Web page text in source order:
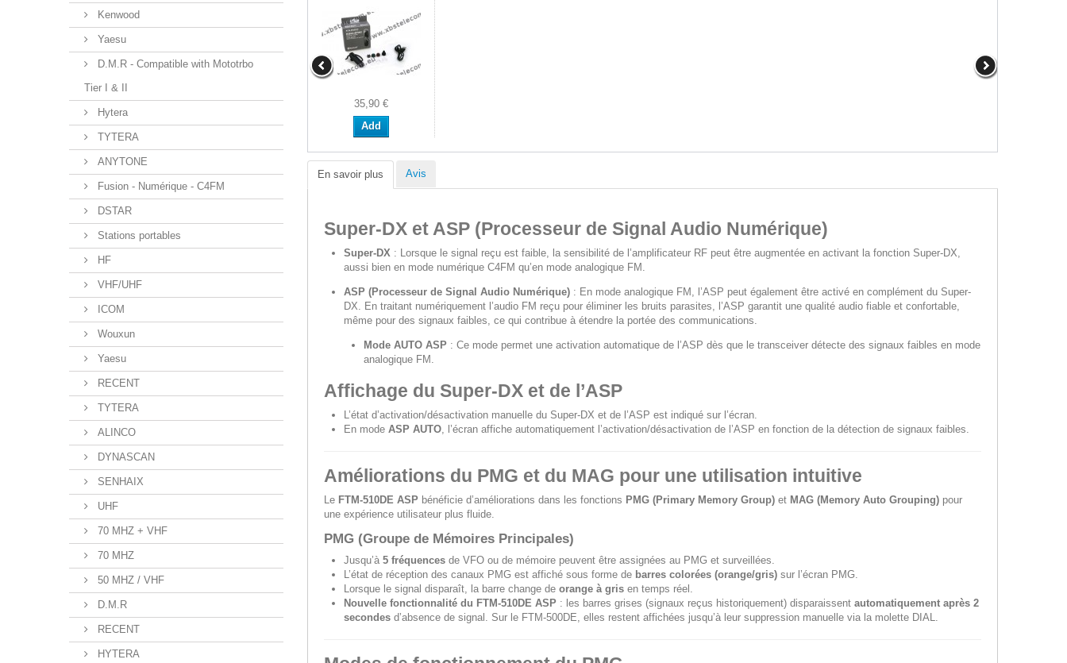
Kenwood
Yaesu
D.M.R - Compatible with Mototrbo
Tier I & II
Hytera
TYTERA
ANYTONE
Fusion - Numérique - C4FM
DSTAR
Stations portables
HF
VHF/UHF
ICOM
Wouxun
Yaesu
RECENT
TYTERA
ALINCO
DYNASCAN
SENHAIX
UHF
70 MHZ + VHF
70 MHZ
50 MHZ / VHF
D.M.R
RECENT
HYTERA
35,90 €
Add
En savoir plus Avis
Super-DX et ASP (Processeur de Signal Audio Numérique)
Super-DX : Lorsque le signal reçu est faible, la sensibilité de l’amplificateur RF peut être augmentée en activant la fonction Super-DX,
aussi bien en mode numérique C4FM qu’en mode analogique FM.
ASP (Processeur de Signal Audio Numérique) : En mode analogique FM, l’ASP peut également être activé en complément du Super-
DX. En traitant numériquement l’audio FM reçu pour éliminer les bruits parasites, l’ASP garantit une qualité audio fiable et confortable,
même pour des signaux faibles, ce qui contribue à étendre la portée des communications.
Mode AUTO ASP : Ce mode permet une activation automatique de l’ASP dès que le transceiver détecte des signaux faibles en mode
analogique FM.
Affichage du Super-DX et de l’ASP
L’état d’activation/désactivation manuelle du Super-DX et de l’ASP est indiqué sur l’écran.
En mode ASP AUTO, l’écran affiche automatiquement l’activation/désactivation de l’ASP en fonction de la détection de signaux faibles.
Améliorations du PMG et du MAG pour une utilisation intuitive
Le FTM-510DE ASP bénéficie d’améliorations dans les fonctions PMG (Primary Memory Group) et MAG (Memory Auto Grouping) pour
une expérience utilisateur plus fluide.
PMG (Groupe de Mémoires Principales)
Jusqu’à 5 fréquences de VFO ou de mémoire peuvent être assignées au PMG et surveillées.
L’état de réception des canaux PMG est affiché sous forme de barres colorées (orange/gris) sur l’écran PMG.
Lorsque le signal disparaît, la barre change de orange à gris en temps réel.
Nouvelle fonctionnalité du FTM-510DE ASP : les barres grises (signaux reçus historiquement) disparaissent automatiquement après 2
secondes d’absence de signal. Sur le FTM-500DE, elles restent affichées jusqu’à leur suppression manuelle via la molette DIAL.